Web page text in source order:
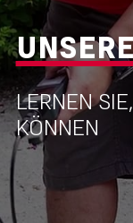
LERNEN
KÖNNEN